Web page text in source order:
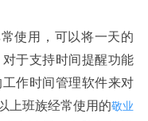
使用 ， 可以将一天的
对于支持时间提醒功能
作时间管理软件来对
上班族经常使用的敬业